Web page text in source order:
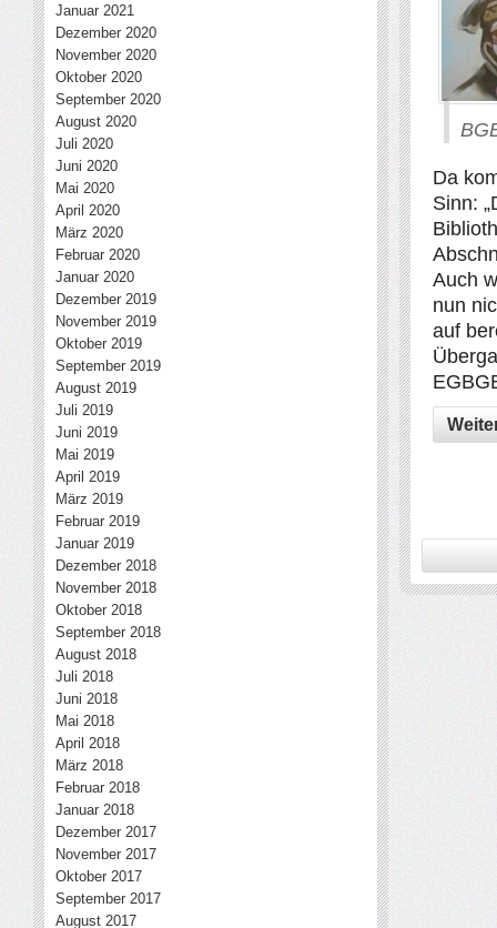
Da
Sinn:
Auch
nun
auf
Januar 2021
Dezember 2020
November 2020
Oktober 2020
September 2020
August 2020
Juli 2020
Juni 2020
Mai 2020
April 2020
März 2020
Februar 2020
Januar 2020
Dezember 2019
November 2019
Oktober 2019
September 2019
August 2019
Juli 2019
Juni 2019
Mai 2019
April 2019
März 2019
Februar 2019
Januar 2019
Dezember 2018
November 2018
Oktober 2018
September 2018
August 2018
Juli 2018
Juni 2018
Mai 2018
April 2018
März 2018
Februar 2018
Januar 2018
Dezember 2017
November 2017
Oktober 2017
September 2017
August 2017